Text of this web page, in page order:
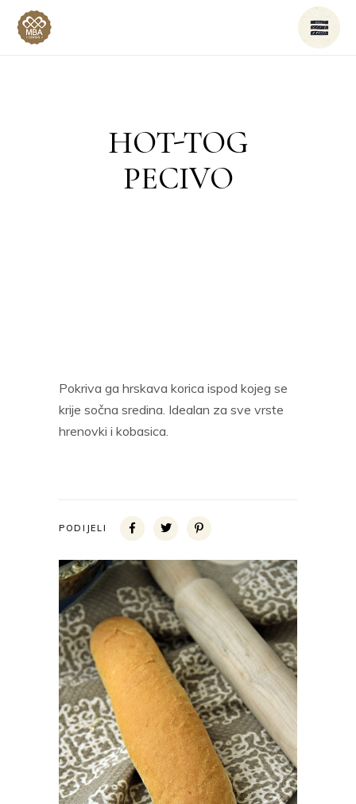
HOT-TOG
PECIVO
Pokriva ga hrskava korica ispod kojeg se
krije sočna sredina. Idealan za sve vrste
hrenovki i kobasica.
PODIJELI